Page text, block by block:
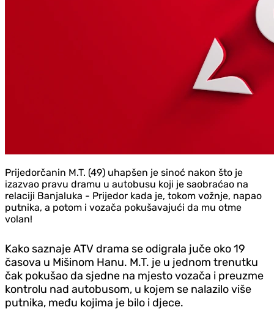
Prijedorčanin M.T. (49) uhapšen je sinoć nakon što je
izazvao pravu dramu u autobusu koji je saobraćao na
relaciji Banjaluka - Prijedor kada je, tokom vožnje, napao
putnika, a potom i vozača pokušavajući da mu otme
volan!
Kako saznaje ATV drama se odigrala juče oko 19
časova u Mišinom Hanu. M.T. je u jednom trenutku
čak pokušao da sjedne na mjesto vozača i preuzme
kontrolu nad autobusom, u kojem se nalazilo više
putnika, među kojima je bilo i djece.